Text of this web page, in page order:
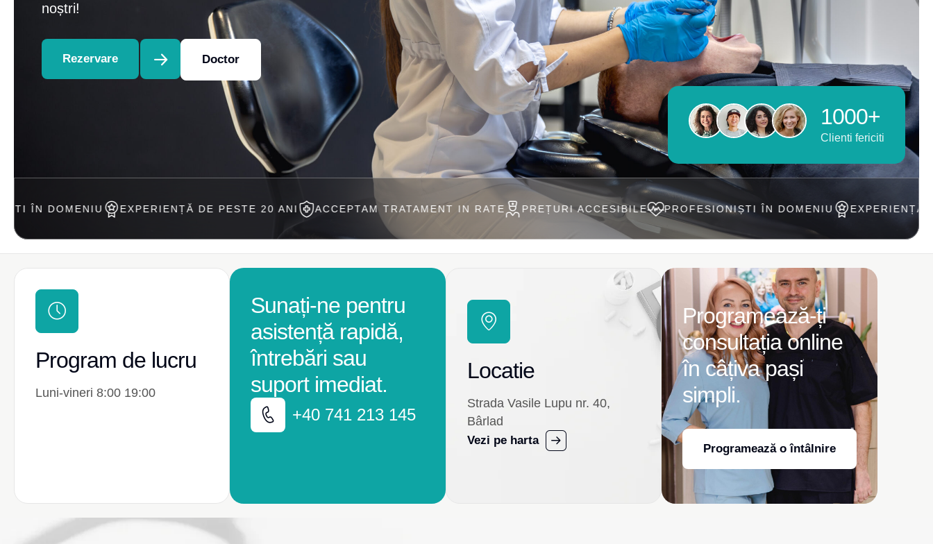
noștri!
Rezervare Doctor
1000+
Clienti fericiti
EXPERIENȚĂ DE PESTE 20 ANI ACCEPTAM TRATAMENT IN RATE PREȚURI ACCESIBILE PROFESIONIȘTI ÎN DOMENIU EXPERIENȚĂ DE PESTE 20
Program de lucru
Luni-vineri 8:00 19:00
Sunați-ne pentru
asistență rapidă,
întrebări sau
suport imediat.
+40 741 213 145
Locatie
Strada Vasile Lupu nr. 40,
Bârlad
Vezi pe harta
Programează-ți
consultația online
în câțiva pași
simpli.
Programează o întâlnire